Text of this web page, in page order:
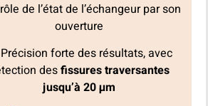
de l’état de l’échangeur par son
ouverture
forte des résultats, avec
desfissures traversantes
jusqu’à 20 µm